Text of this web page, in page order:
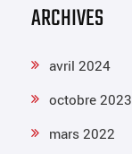
ARCHIVES
avril 2024
octobre 2023
mars 2022